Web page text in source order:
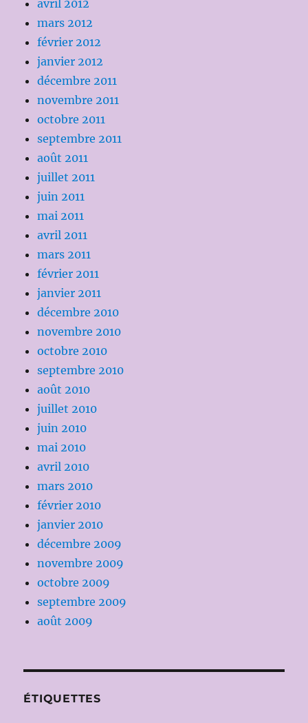
avril 2012
mars 2012
février 2012
janvier 2012
décembre 2011
novembre 2011
octobre 2011
septembre 2011
août 2011
juillet 2011
juin 2011
mai 2011
avril 2011
mars 2011
février 2011
janvier 2011
décembre 2010
novembre 2010
octobre 2010
septembre 2010
août 2010
juillet 2010
juin 2010
mai 2010
avril 2010
mars 2010
février 2010
janvier 2010
décembre 2009
novembre 2009
octobre 2009
septembre 2009
août 2009
ÉTIQUETTES